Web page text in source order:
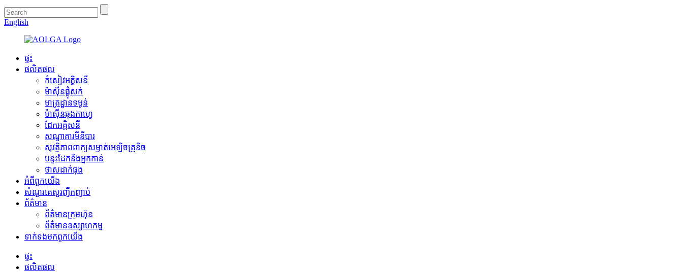
English
ផ្ទះ
ផលិតផល
កំសៀវអគ្គិសនី
ម៉ាស៊ីន​ផ្លុំ​សក់
មាត្រដ្ឋានទម្ងន់
ម៉ាស៊ីន​ឆុងកាហ្វេ
ដែកអគ្គិសនី
សណ្ឋាគារមីនីបារ
សុវត្ថិភាពពាក្យសម្ងាត់អេឡិចត្រូនិច
បន្ទះដែកនិងអ្នកកាន់
ថាសដាក់ធុង
អំពី​ពួក​យើង
សំណួរគេសួរញឹកញាប់
ព័ត៌មាន
ព័ត៌មានក្រុមហ៊ុន
ព័ត៌មានឧស្សាហកម្ម
ទាក់ទង​មក​ពួក​យើង
ផ្ទះ
ផលិតផល